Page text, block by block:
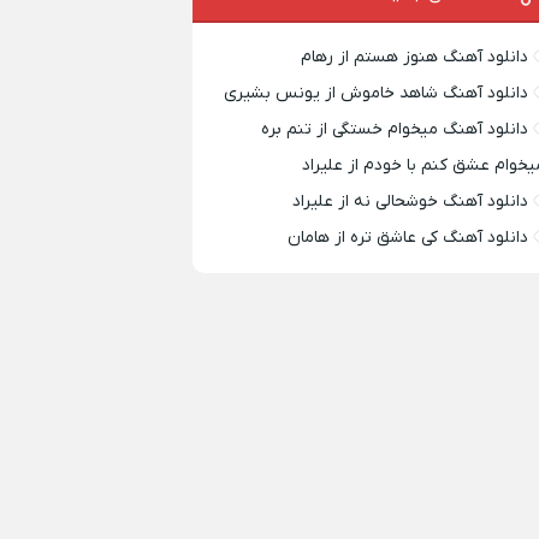
دانلود آهنگ هنوز هستم از رهام
دانلود آهنگ شاهد خاموش از یونس بشیری
دانلود آهنگ میخوام خستگی از تنم بره
عشق کنم با خودم از علیراد
دانلود آهنگ خوشحالی نه از علیراد
دانلود آهنگ کی عاشق تره از هامان